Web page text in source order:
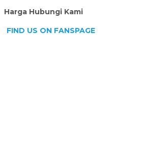
Harga Hubungi Kami
FIND US ON FANSPAGE